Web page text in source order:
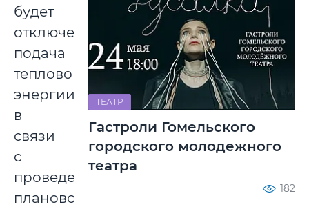
будет
отключена
подача
тепловой
энергии
в
связи
с
проведением
планового
ТЕАТР
Гастроли Гомельского
городского молодежного
театра
182